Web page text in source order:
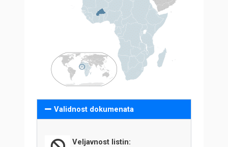
Validnost dokumenata
Veljavnost listin: